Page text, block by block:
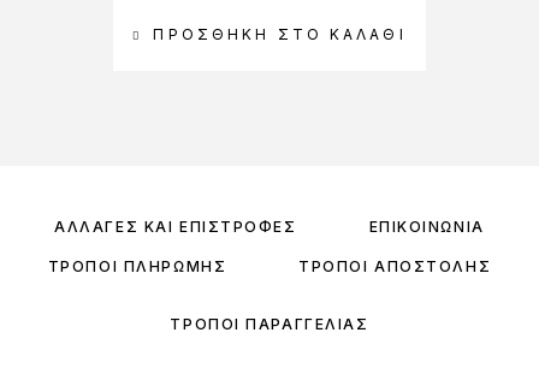
ΠΡΟΣΘΉΚΗ ΣΤΟ ΚΑΛΆΘΙ
ΑΛΛΑΓΈΣ ΚΑΙ ΕΠΙΣΤΡΟΦΈΣ ΕΠΙΚΟΙΝΩΝΊΑ
ΤΡΌΠΟΙ ΠΛΗΡΩΜΉΣ ΤΡΌΠΟΙ ΑΠΟΣΤΟΛΉΣ
ΤΡΌΠΟΙ ΠΑΡΑΓΓΕΛΊΑΣ